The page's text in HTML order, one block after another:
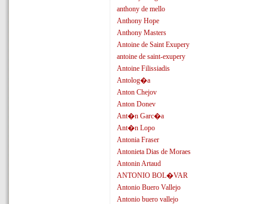
anthony de mello
Anthony Hope
Anthony Masters
Antoine de Saint Exupery
antoine de saint-exupery
Antoine Filissiadis
Antolog�a
Anton Chejov
Anton Donev
Ant�n Garc�a
Ant�n Lopo
Antonia Fraser
Antonieta Dias de Moraes
Antonin Artaud
ANTONIO BOL�VAR
Antonio Buero Vallejo
Antonio buero vallejo